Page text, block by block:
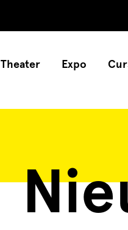
Theater Expo